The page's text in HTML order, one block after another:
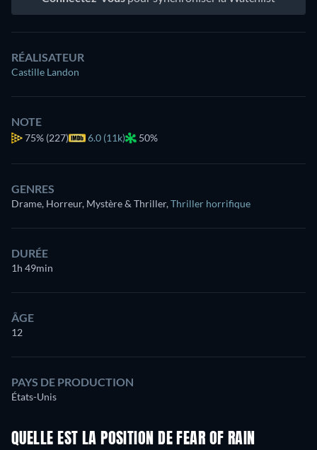
RÉALISATEUR
Castille Landon
NOTE
75% (227) 6.0 (11k) 50%
GENRES
Drame, Horreur, Mystère & Thriller,Thriller horrifique
DURÉE
1h 49min
ÂGE
12
PAYS DE PRODUCTION
États-Unis
QUELLE EST LA POSITION DE FEAR OF RAIN